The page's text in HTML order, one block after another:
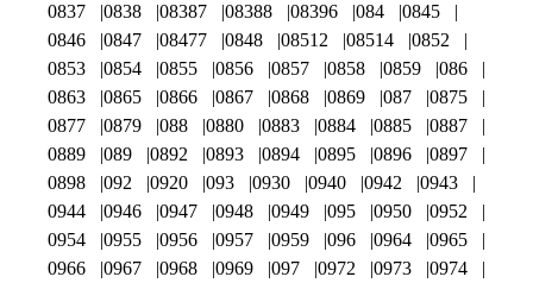
0837
0838 08387 08388 08396 084
0845
0846
0847 08477 0848 08512 08514
0852
0853
0854 0855 0856 0857 0858 0859
086
0863
0865 0866 0867 0868 0869 087
0875
0877
0879 088 0880 0883 0884 0885
0887
0889
089 0892 0893 0894 0895 0896
0897
0898
092 0920 093 0930 0940 0942
0943
0944
0946 0947 0948 0949 095 0950
0952
0954
0955 0956 0957 0959 096 0964
0965
0966
0967 0968 0969 097 0972 0973
0974